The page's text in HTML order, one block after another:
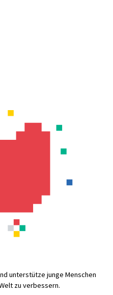
unterstütze junge Menschen
zu verbessern.